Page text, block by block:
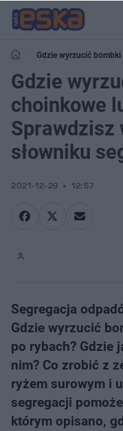
Gdzie wyrzucić
gdańskim słowniku segregacji!
Gdzie
choinkowe
Sprawdzisz
słowniku
2021-12-29 12:57
Segregacja
Gdzie wyrzucić
po rybach? Gdzie
nim? Co zrobić z
ryżem surowym i
segregacji
którym opisano,